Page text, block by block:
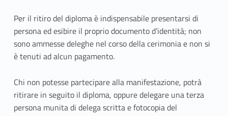
g
n
a
d
e
Per il ritiro del diploma è indispensabile presentarsi di
persona ed esibire il proprio documento d’identità; non
sono ammesse deleghe nel corso della cerimonia e non si
è tenuti ad alcun pagamento.
Chi non potesse partecipare alla manifestazione, potrà
ritirare in seguito il diploma, oppure delegare una terza
persona munita di delega scritta e fotocopia del